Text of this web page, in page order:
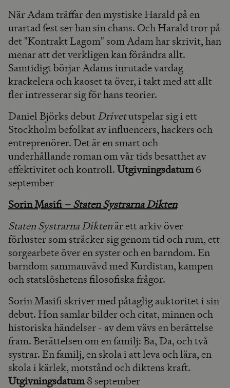
När Adam träffar den mystiske Harald på en
urartad fest ser han sin chans. Och Harald tror på
det "Kontrakt Lagom" som Adam har skrivit, han
menar att det verkligen kan förändra allt.
Samtidigt börjar Adams inrutade vardag
krackelera och kaoset ta över, i takt med att allt
fler intresserar sig för hans teorier.
Daniel Björks debut Drivetutspelar sig i ett
Stockholm befolkat av influencers, hackers och
entreprenörer. Det är en smart och
underhållande roman om vår tids besatthet av
effektivitet och kontroll. Utgivningsdatum6
september
Sorin Masifi – Staten Systrarna Dikten
Staten Systrarna Dikten är ett arkiv över
förluster som sträcker sig genom tid och rum, ett
sorgearbete över en syster och en barndom. En
barndom sammanvävd med Kurdistan, kampen
och statslöshetens filosofiska frågor.
Sorin Masifi skriver med påtaglig auktoritet i sin
debut. Hon samlar bilder och citat, minnen och
historiska händelser - av dem vävs en berättelse
fram. Berättelsen om en familj: Ba, Da, och två
systrar. En familj, en skola i att leva och lära, en
skola i kärlek, motstånd och diktens kraft.
Utgivningsdatum8 september